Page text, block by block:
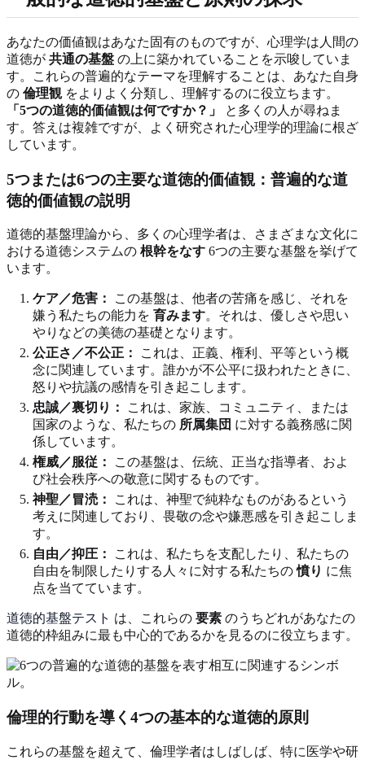
あなたの価値観はあなた固有のものですが、心理学は人間の
道徳が 共通の基盤 の上に築かれていることを示唆していま
す。これらの普遍的なテーマを理解することは、あなた自身
の 倫理観をよりよく分類し、理解するのに役立ちます。
「5つの道徳的価値観は何ですか？」
と多くの人が尋ねま
す。答えは複雑ですが、よく研究された心理学的理論に根ざ
しています。
5つまたは6つの主要な道徳的価値観：普遍的な道
徳的価値観の説明
道徳的基盤理論から、多くの心理学者は、さまざまな文化に
おける道徳システムの 根幹をなす 6つの主要な基盤を挙げて
います。
ケア／危害：
この基盤は、他者の苦痛を感じ、それを
嫌う私たちの能力を 育みます。それは、優しさや思い
やりなどの美徳の基礎となります。
公正さ／不公正：
これは、正義、権利、平等という概
念に関連しています。誰かが不公平に扱われたときに、
怒りや抗議の感情を引き起こします。
忠誠／裏切り：
これは、家族、コミュニティ、または
国家のような、私たちの 所属集団 に対する義務感に関
係しています。
権威／服従：
この基盤は、伝統、正当な指導者、およ
び社会秩序への敬意に関するものです。
神聖／冒涜：
これは、神聖で純粋なものがあるという
考えに関連しており、畏敬の念や嫌悪感を引き起こしま
す。
自由／抑圧：
これは、私たちを支配したり、私たちの
自由を制限したりする人々に対する私たちの憤り に焦
点を当てています。
道徳的基盤テスト は、これらの 要素 のうちどれがあなたの
道徳的枠組みに最も中心的であるかを見るのに役立ちます。
倫理的行動を導く4つの基本的な道徳的原則
これらの基盤を超えて、倫理学者はしばしば、特に医学や研